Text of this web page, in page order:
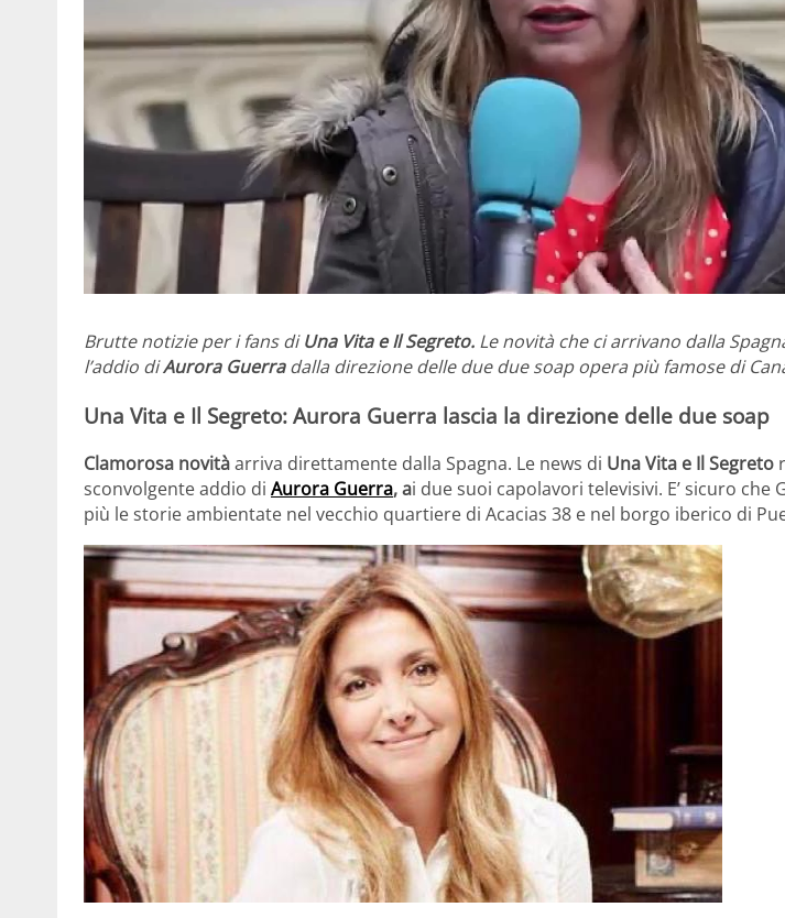
Brutte notizie per i fans diUna Vita e Il Segreto. Le novità che ci arrivano dalla
l’addio diAurora Guerradalla direzione delle due due soap opera più famose di
Una Vita e Il Segreto: Aurora Guerra lascia la direzione delle due soap
Clamorosa novitàarriva direttamente dalla Spagna. Le news di Una Vita e Il Segreto
sconvolgente addio di Aurora Guerra, ai due suoi capolavori televisivi. E’ sicuro che
più le storie ambientate nel vecchio quartiere di Acacias 38 e nel borgo iberico di